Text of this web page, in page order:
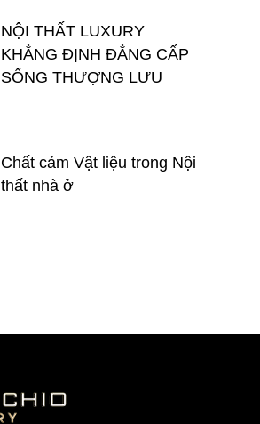
NỘI THẤT LUXURY
KHẲNG ĐỊNH ĐẲNG CẤP
SỐNG THƯỢNG LƯU
Chất cảm Vật liệu trong Nội
thất nhà ở